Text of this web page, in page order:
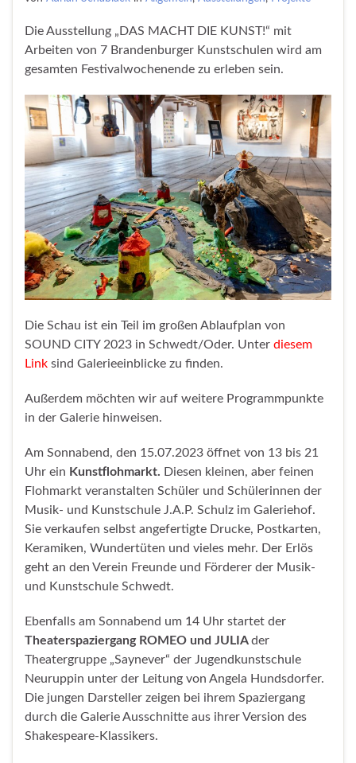
Die Ausstellung „DAS MACHT DIE KUNST!“ mit
Arbeiten von 7 Brandenburger Kunstschulen wird am
gesamten Festivalwochenende zu erleben sein.
Die Schau ist ein Teil im großen Ablaufplan von
SOUND CITY 2023 in Schwedt/Oder. Unter diesem
Link sind Galerieeinblicke zu finden.
Außerdem möchten wir auf weitere Programmpunkte
in der Galerie hinweisen.
Am Sonnabend, den 15.07.2023 öffnet von 13 bis 21
Uhr ein Kunstflohmarkt. Diesen kleinen, aber feinen
Flohmarkt veranstalten Schüler und Schülerinnen der
Musik- und Kunstschule J.A.P. Schulz im Galeriehof.
Sie verkaufen selbst angefertigte Drucke, Postkarten,
Keramiken, Wundertüten und vieles mehr. Der Erlös
geht an den Verein Freunde und Förderer der Musik-
und Kunstschule Schwedt.
Ebenfalls am Sonnabend um 14 Uhr startet der
Theaterspaziergang ROMEO und JULIAder
Theatergruppe „Saynever“ der Jugendkunstschule
Neuruppin unter der Leitung von Angela Hundsdorfer.
Die jungen Darsteller zeigen bei ihrem Spaziergang
durch die Galerie Ausschnitte aus ihrer Version des
Shakespeare-Klassikers.